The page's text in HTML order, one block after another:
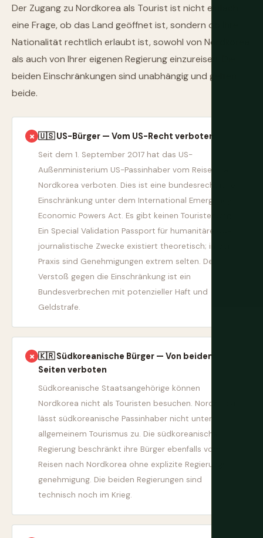
Der Zugang zu Nordkorea als Tourist ist nicht einfach
eine Frage, ob das Land geöffnet ist, sondern ob Ihre
Nationalität rechtlich erlaubt ist, sowohl von Nordkorea
als auch von Ihrer eigenen Regierung einzureisen. Die
beiden Einschränkungen sind unabhängig und gelten
beide.
✗ 🇺🇸 US-Bürger — Vom US-Recht verboten
Seit dem 1. September 2017 hat das US-
Außenministerium US-Passinhaber vom Reisen nach
Nordkorea verboten. Dies ist eine bundesrechtliche
Einschränkung unter dem International Emergency
Economic Powers Act. Es gibt keinen Touristenweg.
Ein Special Validation Passport für humanitäre oder
journalistische Zwecke existiert theoretisch; in der
Praxis sind Genehmigungen extrem selten. Der
Verstoß gegen die Einschränkung ist ein
Bundesverbrechen mit potenzieller Haft und
Geldstrafe.
✗ 🇰🇷 Südkoreanische Bürger — Von beiden
Seiten verboten
Südkoreanische Staatsangehörige können
Nordkorea nicht als Touristen besuchen. Nordkorea
lässt südkoreanische Passinhaber nicht unter
allgemeinem Tourismus zu. Die südkoreanische
Regierung beschränkt ihre Bürger ebenfalls vom
Reisen nach Nordkorea ohne explizite Regierungs
genehmigung. Die beiden Regierungen sind
technisch noch im Krieg.